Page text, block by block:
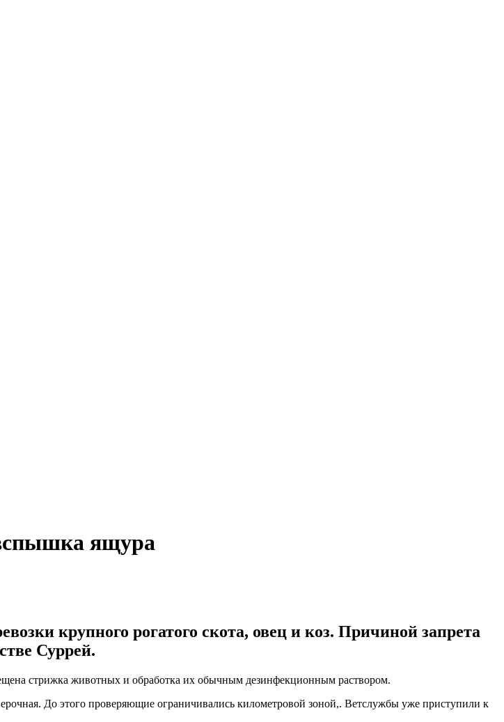
ящура
крупного рогатого скота, овец и коз. Причиной запрета
Суррей.
стрижка животных и обработка их обычным дезинфекционным раствором.
До этого проверяющие ограничивались километровой зоной,. Ветслужбы уже приступили к